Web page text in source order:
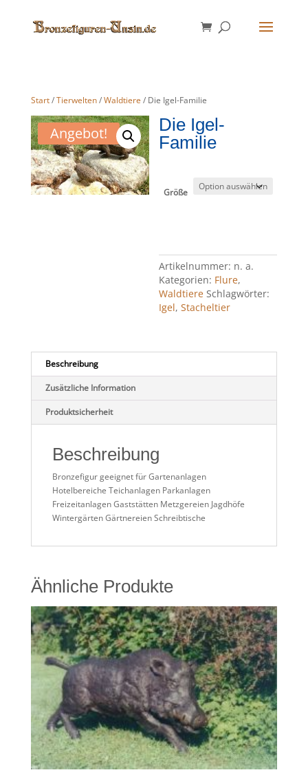
Start/Tierwelten/Waldtiere / Die Igel-Familie
Angebot!
Die Igel-
Familie
Größe
Artikelnummer: n. a.
Kategorien: Flure,
Waldtiere Schlagwörter:
Igel,Stacheltier
Beschreibung
Zusätzliche Information
Produktsicherheit
Beschreibung
Bronzefigur geeignet für Gartenanlagen
Hotelbereiche Teichanlagen Parkanlagen
Freizeitanlagen Gaststätten Metzgereien Jagdhöfe
Wintergärten Gärtnereien Schreibtische
Ähnliche Produkte